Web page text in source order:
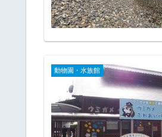
動物園・水族館